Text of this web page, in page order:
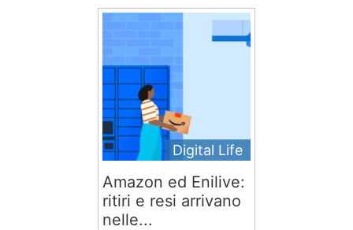
Digital Life
Amazon ed Enilive:
ritiri e resi arrivano
nelle...